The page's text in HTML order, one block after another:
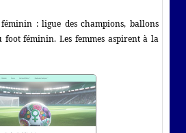
: ligue des champions, ballons
foot féminin. Les femmes aspirent à la